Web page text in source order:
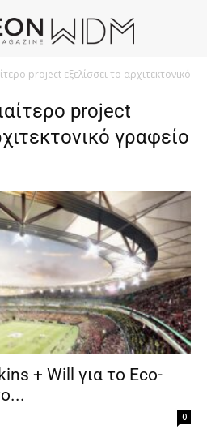
project εξελίσσει το αρχιτεκτονικό
project
γραφείο
+ Will για το Eco-
0